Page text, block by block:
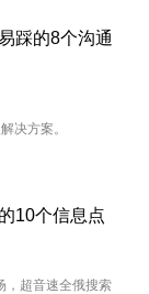
踩的8个沟通
决方案。
10个信息点
，超音速全俄搜索